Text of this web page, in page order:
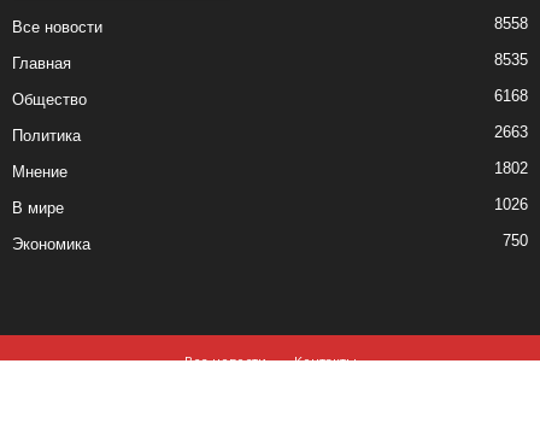
Все новости 8558
Главная 8535
Общество 6168
Политика 2663
Мнение 1802
В мире 1026
Экономика 750
Все новости
Контакты